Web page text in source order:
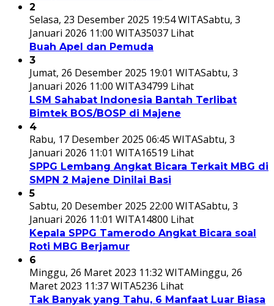
2
Selasa, 23 Desember 2025 19:54 WITASabtu, 3
Januari 2026 11:00 WITA35037 Lihat
Buah Apel dan Pemuda
3
Jumat, 26 Desember 2025 19:01 WITASabtu, 3
Januari 2026 11:00 WITA34799 Lihat
LSM Sahabat Indonesia Bantah Terlibat
Bimtek BOS/BOSP di Majene
4
Rabu, 17 Desember 2025 06:45 WITASabtu, 3
Januari 2026 11:01 WITA16519 Lihat
SPPG Lembang Angkat Bicara Terkait MBG di
SMPN 2 Majene Dinilai Basi
5
Sabtu, 20 Desember 2025 22:00 WITASabtu, 3
Januari 2026 11:01 WITA14800 Lihat
Kepala SPPG Tamerodo Angkat Bicara soal
Roti MBG Berjamur
6
Minggu, 26 Maret 2023 11:32 WITAMinggu, 26
Maret 2023 11:37 WITA5236 Lihat
Tak Banyak yang Tahu, 6 Manfaat Luar Biasa